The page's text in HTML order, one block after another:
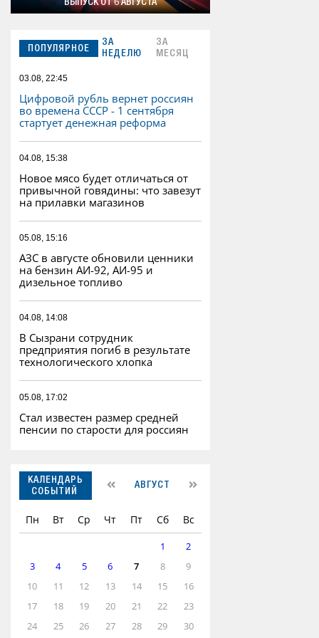
ВЫПУСК ОТ 6 АВГУСТА
ПОПУЛЯРНОЕ
ЗА
НЕДЕЛЮ
ЗА
МЕСЯЦ
03.08, 22:45
Цифровой рубль вернет россиян
во времена СССР - 1 сентября
стартует денежная реформа
04.08, 15:38
Новое мясо будет отличаться от
привычной говядины: что завезут
на прилавки магазинов
05.08, 15:16
АЗС в августе обновили ценники
на бензин АИ-92, АИ-95 и
дизельное топливо
04.08, 14:08
В Сызрани сотрудник
предприятия погиб в результате
технологического хлопка
05.08, 17:02
Стал известен размер средней
пенсии по старости для россиян
КАЛЕНДАРЬ
СОБЫТИЙ
АВГУСТ
Пн Вт Ср Чт Пт Сб Вс
1
2
3
4 5 6 7 8
9
10
11 12 13 14 15
16
17
18 19 20 21 22
23
24
25 26 27 28 29 30